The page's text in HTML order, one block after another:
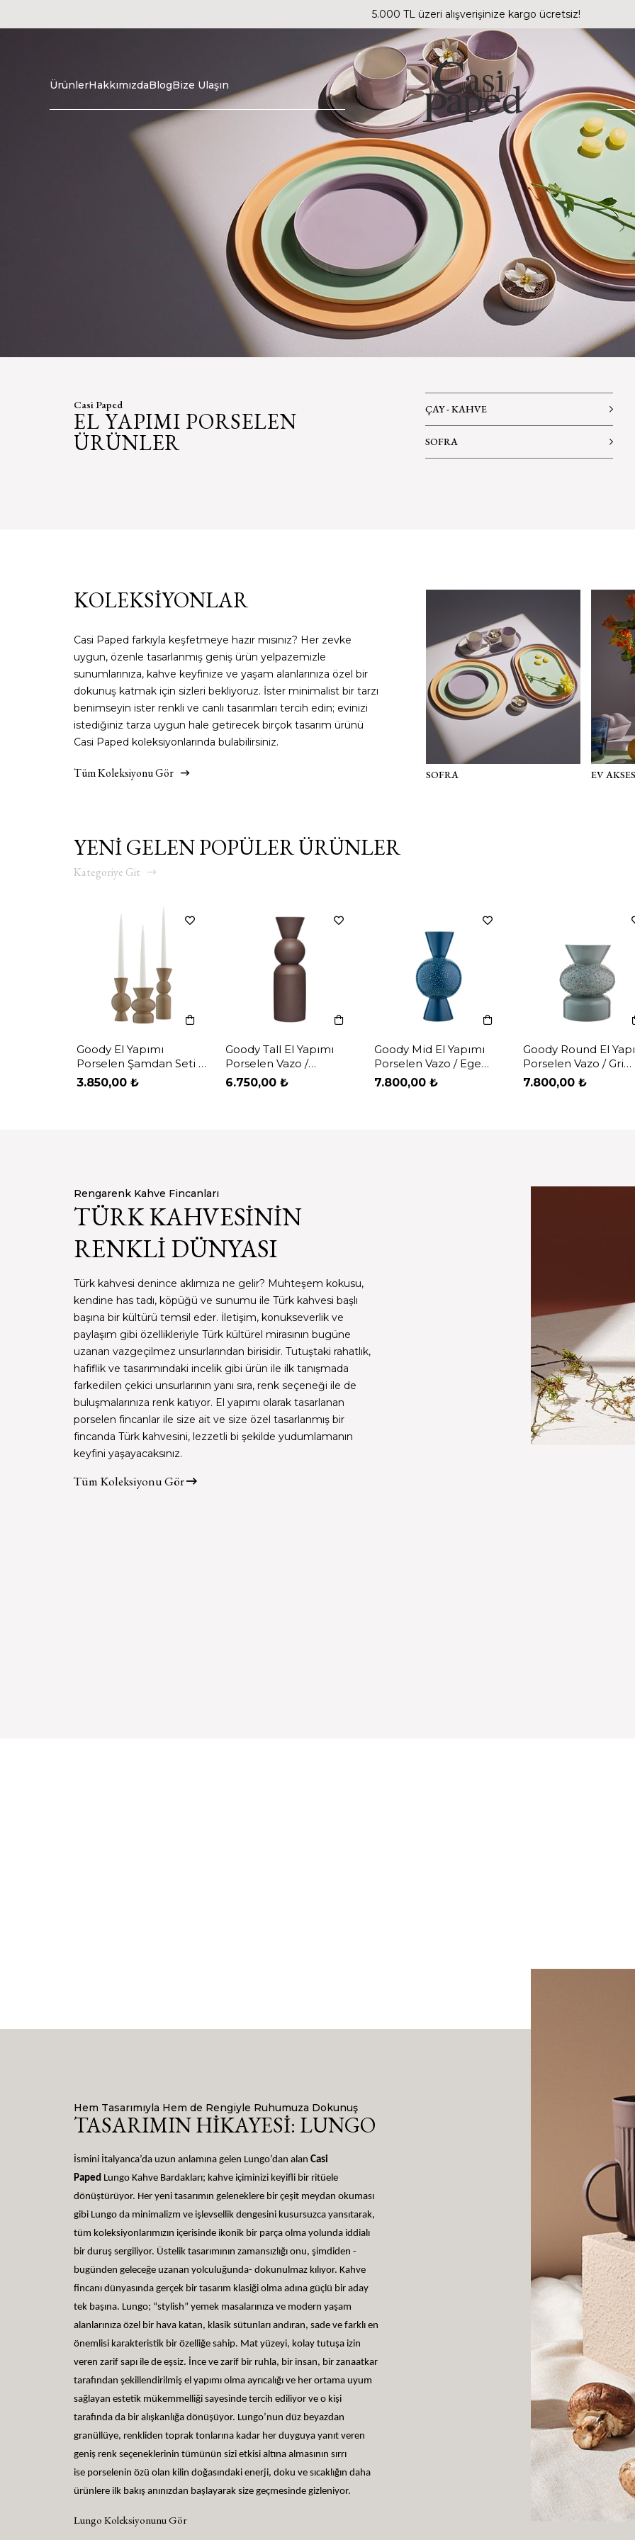
5.000 TL üzeri alışverişinize kargo ücretsiz!
ÜrünlerHakkımızdaBlogBize Ulaşın
Casi Paped
EL YAPIMI PORSELEN
ÜRÜNLER
ÇAY - KAHVE
SOFRA
KOLEKSİYONLAR
Casi Paped farkıyla keşfetmeye hazır mısınız? Her zevke
uygun, özenle tasarlanmış geniş ürün yelpazemizle
sunumlarınıza, kahve keyfinize ve yaşam alanlarınıza özel bir
dokunuş katmak için sizleri bekliyoruz. İster minimalist bir tarzı
benimseyin ister renkli ve canlı tasarımları tercih edin; evinizi
istediğiniz tarza uygun hale getirecek birçok tasarım ürünü
Casi Paped koleksiyonlarında bulabilirsiniz.
Tüm Koleksiyonu Gör
ÜRÜN SETLERİ
SOFRA EV
YENİ GELEN POPÜLER ÜRÜNLER
Goody Tall El Yapımı
Porselen Vazo /
Kahverengi
6.750,00 ₺
Goody Mid El Yapımı
Porselen Vazo / Ege
Mavi Artistik
7.800,00 ₺
Goody Round El Yapımı
Porselen Vazo / Gri
Artistik
7.800,00 ₺
Love Edward V Filtre
Kahve Bardağı / Ege
Mavi
1.200,00 ₺
Kategoriye Git
Rengarenk Kahve Fincanları
TÜRK KAHVESİNİN
RENKLİ DÜNYASI
Türk kahvesi denince aklımıza ne gelir? Muhteşem kokusu,
kendine has tadı, köpüğü ve sunumu ile Türk kahvesi başlı
başına bir kültürü temsil eder. İletişim, konukseverlik ve
paylaşım gibi özellikleriyle Türk kültürel mirasının bugüne
uzanan vazgeçilmez unsurlarından birisidir. Tutuştaki rahatlık,
hafiflik ve tasarımındaki incelik gibi ürün ile ilk tanışmada
farkedilen çekici unsurlarının yanı sıra, renk seçeneği ile de
buluşmalarınıza renk katıyor. El yapımı olarak tasarlanan
porselen fincanlar ile size ait ve size özel tasarlanmış bir
fincanda Türk kahvesini, lezzetli bi şekilde yudumlamanın
keyfini yaşayacaksınız.
Tüm Koleksiyonu Gör
Hem Tasarımıyla Hem de Rengiyle Ruhumuza Dokunuş
TASARIMIN HİKAYESİ: LUNGO
İsmini İtalyanca’da uzun anlamına gelen Lungo’dan alan Casi
Paped Lungo Kahve Bardakları; kahve içiminizi keyifli bir ritüele
dönüştürüyor. Her yeni tasarımın geleneklere bir çeşit meydan okuması
gibi Lungo da minimalizm ve işlevsellik dengesini kusursuzca yansıtarak,
tüm koleksiyonlarımızın içerisinde ikonik bir parça olma yolunda iddialı
bir duruş sergiliyor. Üstelik tasarımının zamansızlığı onu, şimdiden -
bugünden geleceğe uzanan yolculuğunda- dokunulmaz kılıyor. Kahve
fincanı dünyasında gerçek bir tasarım klasiği olma adına güçlü bir aday
tek başına. Lungo; “stylish” yemek masalarınıza ve modern yaşam
alanlarınıza özel bir hava katan, klasik sütunları andıran, sade ve farklı en
önemlisi karakteristik bir özelliğe sahip. Mat yüzeyi, kolay tutuşa izin
veren zarif sapı ile de eşsiz. İnce ve zarif bir ruhla, bir insan, bir zanaatkar
tarafından şekillendirilmiş el yapımı olma ayrıcalığı ve her ortama uyum
sağlayan estetik mükemmelliği sayesinde tercih ediliyor ve o kişi
tarafında da bir alışkanlığa dönüşüyor. Lungo’nun düz beyazdan
granüllüye, renkliden toprak tonlarına kadar her duyguya yanıt veren
geniş renk seçeneklerinin tümünün sizi etkisi altına almasının sırrı
ise porselenin özü olan kilin doğasındaki enerji, doku ve sıcaklığın daha
ürünlere ilk bakış anınızdan başlayarak size geçmesinde gizleniyor.
Lungo Koleksiyonunu Gör